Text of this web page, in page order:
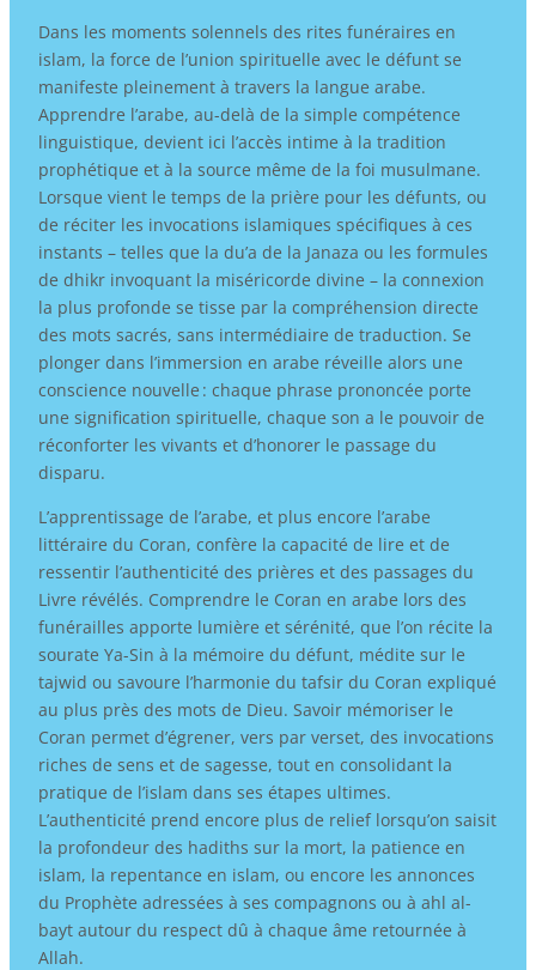
Dans les moments solennels des rites funéraires en
islam, la force de l’union spirituelle avec le défunt se
manifeste pleinement à travers la langue arabe.
Apprendre l’arabe, au-delà de la simple compétence
linguistique, devient ici l’accès intime à la tradition
prophétique et à la source même de la foi musulmane.
Lorsque vient le temps de la prière pour les défunts, ou
de réciter les invocations islamiques spécifiques à ces
instants – telles que la du’a de la Janaza ou les formules
de dhikr invoquant la miséricorde divine – la connexion
la plus profonde se tisse par la compréhension directe
des mots sacrés, sans intermédiaire de traduction. Se
plonger dans l’immersion en arabe réveille alors une
conscience nouvelle : chaque phrase prononcée porte
une signification spirituelle, chaque son a le pouvoir de
réconforter les vivants et d’honorer le passage du
disparu.
L’apprentissage de l’arabe, et plus encore l’arabe
littéraire du Coran, confère la capacité de lire et de
ressentir l’authenticité des prières et des passages du
Livre révélés. Comprendre le Coran en arabe lors des
funérailles apporte lumière et sérénité, que l’on récite la
sourate Ya-Sin à la mémoire du défunt, médite sur le
tajwid ou savoure l’harmonie du tafsir du Coran expliqué
au plus près des mots de Dieu. Savoir mémoriser le
Coran permet d’égrener, vers par verset, des invocations
riches de sens et de sagesse, tout en consolidant la
pratique de l’islam dans ses étapes ultimes.
L’authenticité prend encore plus de relief lorsqu’on saisit
la profondeur des hadiths sur la mort, la patience en
islam, la repentance en islam, ou encore les annonces
du Prophète adressées à ses compagnons ou à ahl al-
bayt autour du respect dû à chaque âme retournée à
Allah.